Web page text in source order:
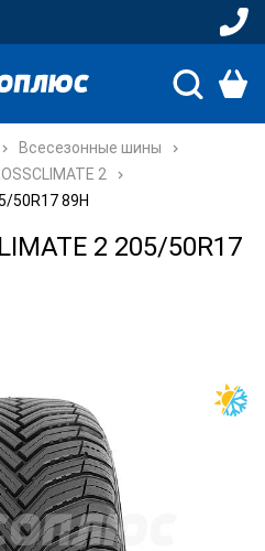
Всесезонные шины
2
50R17 89H
2 205/50R17